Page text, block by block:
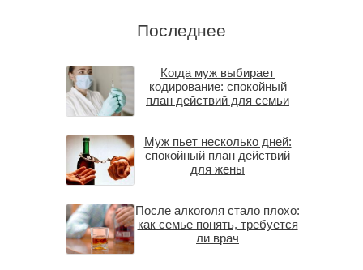
Последнее
Когда муж выбирает
кодирование: спокойный
план действий для семьи
Муж пьет несколько дней:
спокойный план действий
для жены
После алкоголя стало плохо:
как семье понять, требуется
ли врач